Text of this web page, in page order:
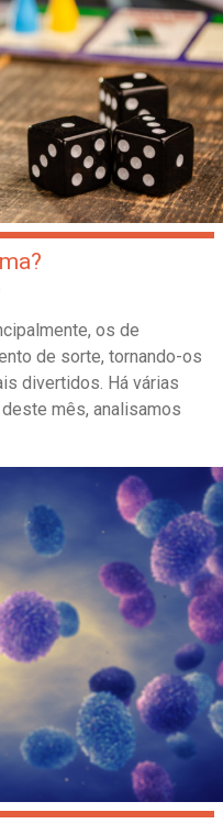
os de
de sorte, tornando-os
divertidos. Há várias
mês, analisamos